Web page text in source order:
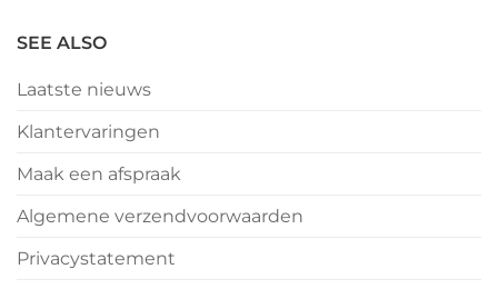
SEE ALSO
Laatste nieuws
Klantervaringen
Maak een afspraak
Algemene verzendvoorwaarden
Privacystatement